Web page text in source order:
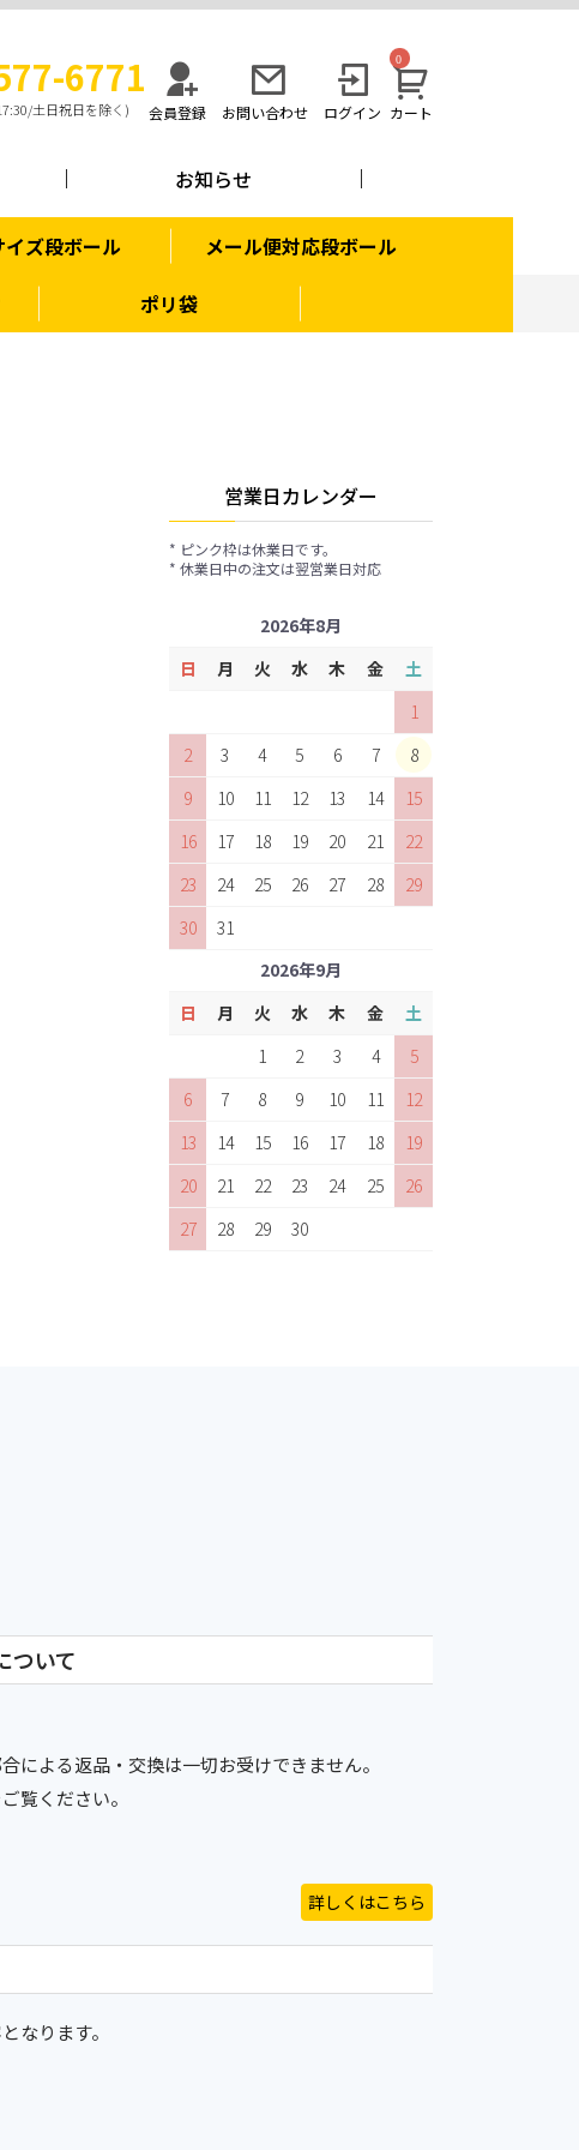
6771
土日祝日を除く) 会員登録 お問い合わせ ログイン
0
カート
お知らせ
イズ段ボール
メール便対応段ボール
ポリ袋
営業日カレンダー
* ピンク枠は休業日です。
* 休業日中の注文は翌営業日対応
2026年8月
日
月 火 水 木 金
土
1
2
3 4 5 6 7
8
9
10 11 12 13 14
15
16
17 18 19 20 21
22
23
24 25 26 27 28
29
30
31
2026年9月
日
月 火 水 木 金
土
1
2 3 4
5
6
7 8 9 10 11
12
13
14 15 16 17 18
19
20
21 22 23 24 25
26
27
28 29 30
ついて
による返品・交換は一切お受けできません。
覧ください。
詳しくはこちら
なります。